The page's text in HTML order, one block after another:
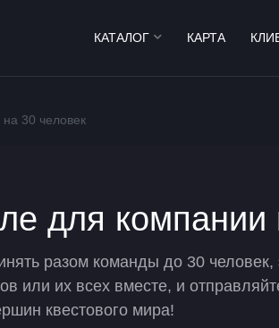
КАТАЛОГ КАРТА
30 человек
для компании
разом команды до 30 человек,
или их всех вместе, и
квестового мира!